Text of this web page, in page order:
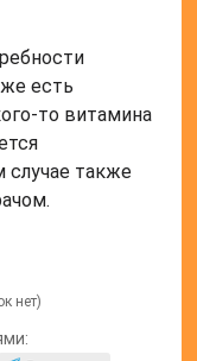
есть
то витамина
случае также
нет)